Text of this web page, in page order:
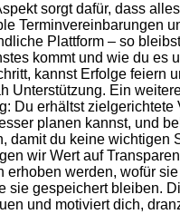
sorgt dafür, dass
Terminvereinbarungen
Plattform – so
kommt und wie du es
kannst Erfolge feiern
Unterstützung. Ein
Du erhältst zielgerichtete
planen kannst, und
damit du keine wichtigen
wir Wert auf
erhoben werden, wofür
sie gespeichert bleiben.
und motiviert dich,